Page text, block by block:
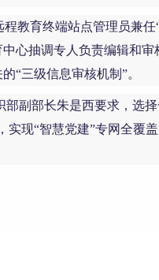
教育终端站点管理员兼
心抽调专人负责编辑和
“三级信息审核机制”。
副部长朱是西要求，选
现“智慧党建”专网全覆